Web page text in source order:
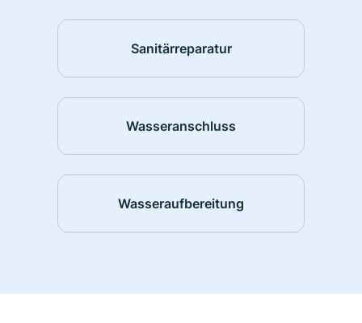
Sanitärreparatur
Wasseranschluss
Wasseraufbereitung